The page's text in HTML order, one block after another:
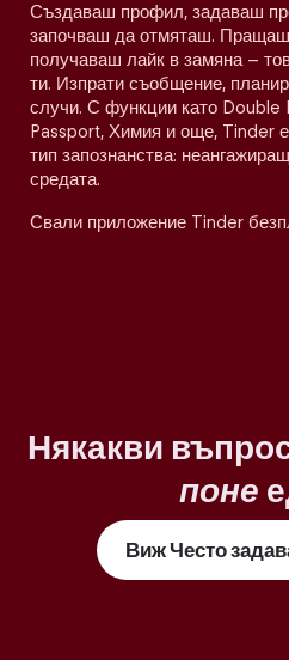
Създаваш профил, задаваш
започваш да отмяташ. Пращаш
получаваш лайк в замяна –
ти. Изпрати съобщение,
случи. С функции като
Passport, Химия и още, Tinder
тип запознанства:
средата.
Свали приложение Tinder
Някакви
поне
Виж Често